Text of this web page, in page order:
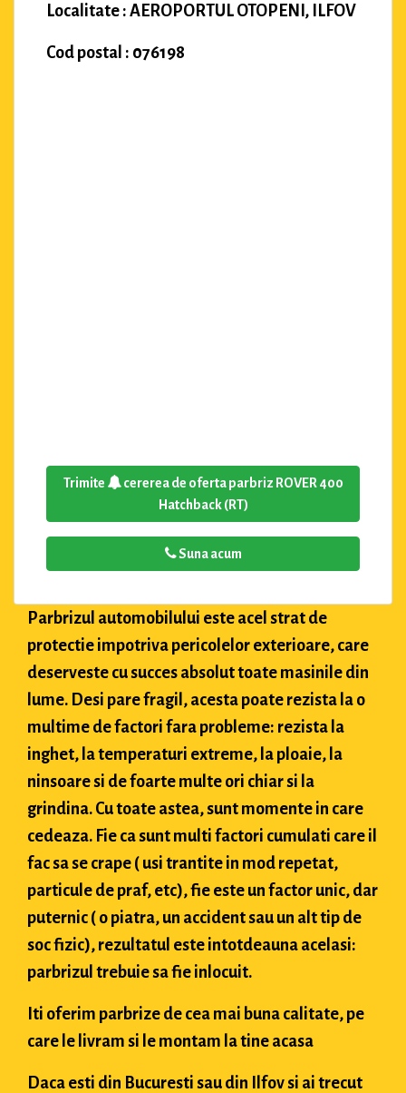
Localitate : AEROPORTUL OTOPENI, ILFOV
Cod postal : 076198
Trimite
cererea de oferta parbriz ROVER 400
Hatchback (RT)
Suna acum
Parbrizul automobilului este acel strat de
protectie impotriva pericolelor exterioare, care
deserveste cu succes absolut toate masinile din
lume. Desi pare fragil, acesta poate rezista la o
multime de factori fara probleme: rezista la
inghet, la temperaturi extreme, la ploaie, la
ninsoare si de foarte multe ori chiar si la
grindina. Cu toate astea, sunt momente in care
cedeaza. Fie ca sunt multi factori cumulati care il
fac sa se crape ( usi trantite in mod repetat,
particule de praf, etc), fie este un factor unic, dar
puternic ( o piatra, un accident sau un alt tip de
soc fizic), rezultatul este intotdeauna acelasi:
parbrizul trebuie sa fie inlocuit.
Iti oferim parbrize de cea mai buna calitate, pe
care le livram si le montam la tine acasa
Daca esti din Bucuresti sau din Ilfov si ai trecut